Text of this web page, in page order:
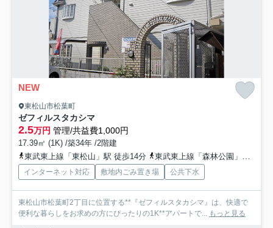
NEW
東松山市松葉町
ゼフィルスタカシマ
2.5万円 管理/共益費1,000円
17.39㎡ (1K) /築34年 /2階建
東武東上線「東松山」駅 徒歩14分
東武東上線「森林公園」駅 徒歩24分
インターネット対応 敷地内ごみ置き場 公共下水
東松山市松葉町2丁目に位置する**『ゼフィルスタカシマ』は、快適で
便利な暮らしをお求めの方にぴったりの1K**アパートで...
もっと見る